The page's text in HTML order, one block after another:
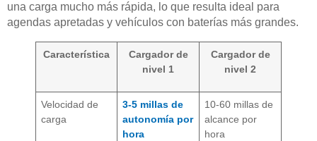
una carga mucho más rápida, lo que resulta ideal para
agendas apretadas y vehículos con baterías más grandes.
Característica
Cargador de
nivel 1
Cargador de
nivel 2
Velocidad de
carga
3-5 millas de
autonomía por
hora
10-60 millas de
alcance por
hora